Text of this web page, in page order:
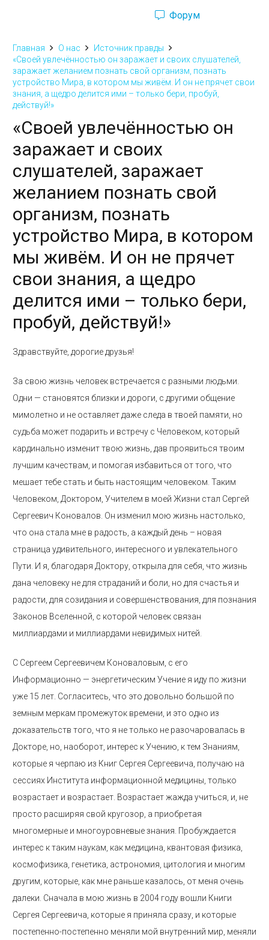
Форум
Главная О нас
Источник правды
«Своей увлечённостью он заражает и своих слушателей,
заражает желанием познать свой организм, познать
устройство Мира, в котором мы живём. И он не прячет свои
знания, а щедро делится ими – только бери, пробуй,
действуй!»
«Своей увлечённостью он
заражает и своих
слушателей, заражает
желанием познать свой
организм, познать
устройство Мира, в котором
мы живём. И он не прячет
свои знания, а щедро
делится ими – только бери,
пробуй, действуй!»
Здравствуйте, дорогие друзья!
За свою жизнь человек встречается с разными людьми.
Одни — становятся близки и дороги, с другими общение
мимолетно и не оставляет даже следа в твоей памяти, но
судьба может подарить и встречу с Человеком, который
кардинально изменит твою жизнь, дав проявиться твоим
лучшим качествам, и помогая избавиться от того, что
мешает тебе стать и быть настоящим человеком. Таким
Человеком, Доктором, Учителем в моей Жизни стал Сергей
Сергеевич Коновалов. Он изменил мою жизнь настолько,
что она стала мне в радость, а каждый день – новая
страница удивительного, интересного и увлекательного
Пути. И я, благодаря Доктору, открыла для себя, что жизнь
дана человеку не для страданий и боли, но для счастья и
радости, для созидания и совершенствования, для познания
Законов Вселенной, с которой человек связан
миллиардами и миллиардами невидимых нитей.
С Сергеем Сергеевичем Коноваловым, с его
Информационно — энергетическим Учение я иду по жизни
уже 15 лет. Согласитесь, что это довольно большой по
земным меркам промежуток времени, и это одно из
доказательств того, что я не только не разочаровалась в
Докторе, но, наоборот, интерес к Учению, к тем Знаниям,
которые я черпаю из Книг Сергея Сергеевича, получаю на
сессиях Института информационной медицины, только
возрастает и возрастает. Возрастает жажда учиться, и, не
просто расширяя свой кругозор, а приобретая
многомерные и многоуровневые знания. Пробуждается
интерес к таким наукам, как медицина, квантовая физика,
космофизика, генетика, астрономия, цитология и многим
другим, которые, как мне раньше казалось, от меня очень
далеки. Сначала в мою жизнь в 2004 году вошли Книги
Сергея Сергеевича, которые я приняла сразу, и которые
постепенно-постепенно меняли мой внутренний мир, меняли